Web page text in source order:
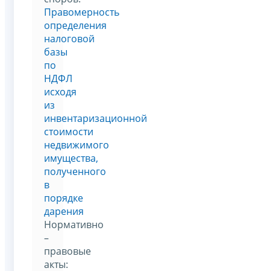
Правомерность
определения
налоговой
базы
по
НДФЛ
исходя
из
инвентаризационной
стоимости
недвижимого
имущества,
полученного
в
порядке
дарения
Нормативно
–
правовые
акты: